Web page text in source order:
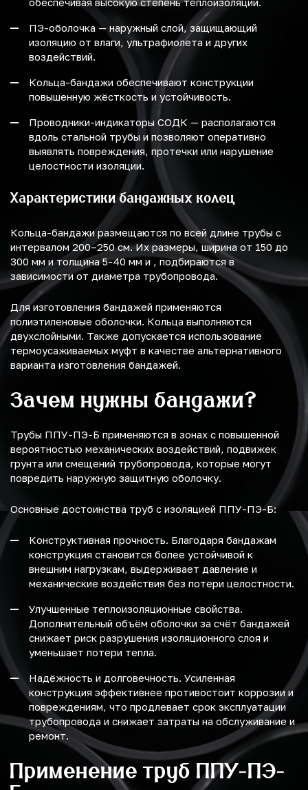
ПЭ-оболочка — наружный слой, защищающий
изоляцию от влаги, ультрафиолета и других
воздействий.
Кольца-бандажи обеспечивают конструкции
повышенную жёсткость и устойчивость.
Проводники-индикаторы СОДК — располагаются
вдоль стальной трубы и позволяют оперативно
выявлять повреждения, протечки или нарушение
целостности изоляции.
Характеристики бандажных колец
Кольца-бандажи размещаются по всей длине трубы с
интервалом 200–250 см. Их размеры, ширина от 150 до
300 мм и толщина 5-40 мм и , подбираются в
зависимости от диаметра трубопровода.
Для изготовления бандажей применяются
полиэтиленовые оболочки. Кольца выполняются
двухслойными. Также допускается использование
термоусаживаемых муфт в качестве альтернативного
варианта изготовления бандажей.
Зачем нужны бандажи?
Трубы ППУ-ПЭ-Б применяются в зонах с повышенной
вероятностью механических воздействий, подвижек
грунта или смещений трубопровода, которые могут
повредить наружную защитную оболочку.
Основные достоинства труб с изоляцией ППУ-ПЭ-Б:
Конструктивная прочность. Благодаря бандажам
конструкция становится более устойчивой к
внешним нагрузкам, выдерживает давление и
механические воздействия без потери целостности.
Улучшенные теплоизоляционные свойства.
Дополнительный объём оболочки за счёт бандажей
снижает риск разрушения изоляционного слоя и
уменьшает потери тепла.
Надёжность и долговечность. Усиленная
конструкция эффективнее противостоит коррозии и
повреждениям, что продлевает срок эксплуатации
трубопровода и снижает затраты на обслуживание и
ремонт.
Применение труб ППУ-ПЭ-